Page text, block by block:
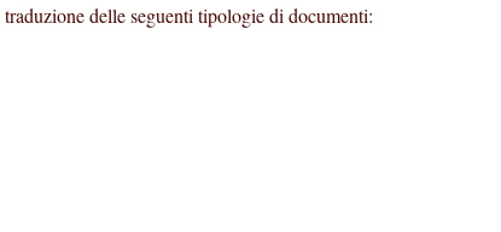
delle seguenti tipologie di documenti: